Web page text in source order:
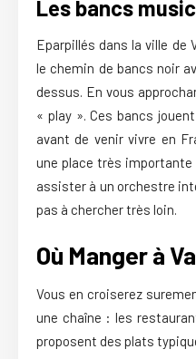
Les bancs
Eparpillés dans la ville de
le chemin de bancs noir
dessus. En vous
« play ». Ces bancs
avant de venir vivre en
une place très
assister à un orchestre
pas à chercher très loin.
Où Manger à
Vous en croiserez
une chaîne : les
proposent des plats